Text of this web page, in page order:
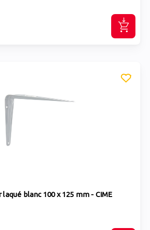
blanc 100 x 125 mm - CIME